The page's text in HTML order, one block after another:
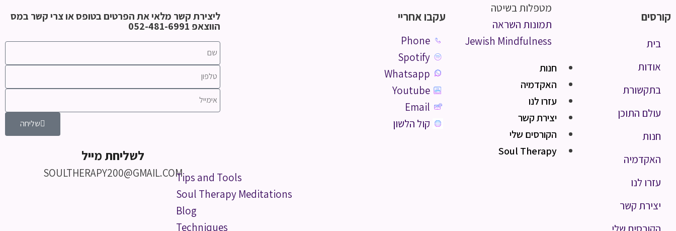
מטפלות בשיטה
תמונות השראה
Jewish Mindfulness
חנות
האקדמיה
עזרו לנו
יצירת קשר
הקורסים שלי
Soul Therapy
Tips and Tools
Soul Therapy Meditations
Blog
Techniques
קורסים
בית
אודות
בתקשורת
עולם התוכן
חנות
האקדמיה
עזרו לנו
יצירת קשר
עקבו אחריי
Phone
Spotify
Whatsapp
Youtube
Email
קול הלשון
ליצירת קשר מלאי את הפרטים בטופס או צרי קשר במס
הווצאפ 052-481-6991
שליחה
לשליחת מייל
SOULTHERAPY200@GMAIL.COM